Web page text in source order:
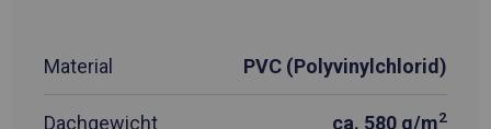
Material PVC (Polyvinylchlorid)
Dachgewicht ca. 580 g/m2